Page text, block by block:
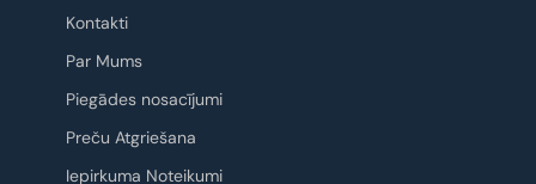
Kontakti
Par Mums
Piegādes nosacījumi
Preču Atgriešana
Iepirkuma Noteikumi